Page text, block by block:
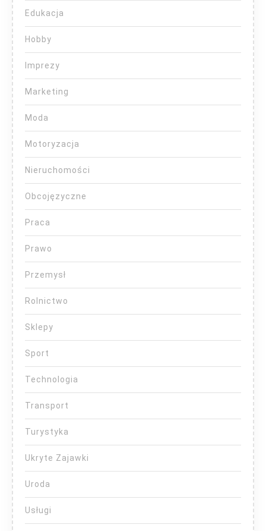
Edukacja
Hobby
Imprezy
Marketing
Moda
Motoryzacja
Nieruchomości
Obcojęzyczne
Praca
Prawo
Przemysł
Rolnictwo
Sklepy
Sport
Technologia
Transport
Turystyka
Ukryte Zajawki
Uroda
Usługi